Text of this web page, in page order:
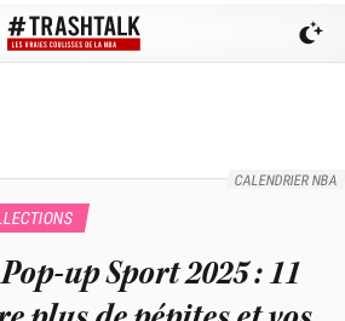
CALENDRIER NBA
up Sport 2025 : 11